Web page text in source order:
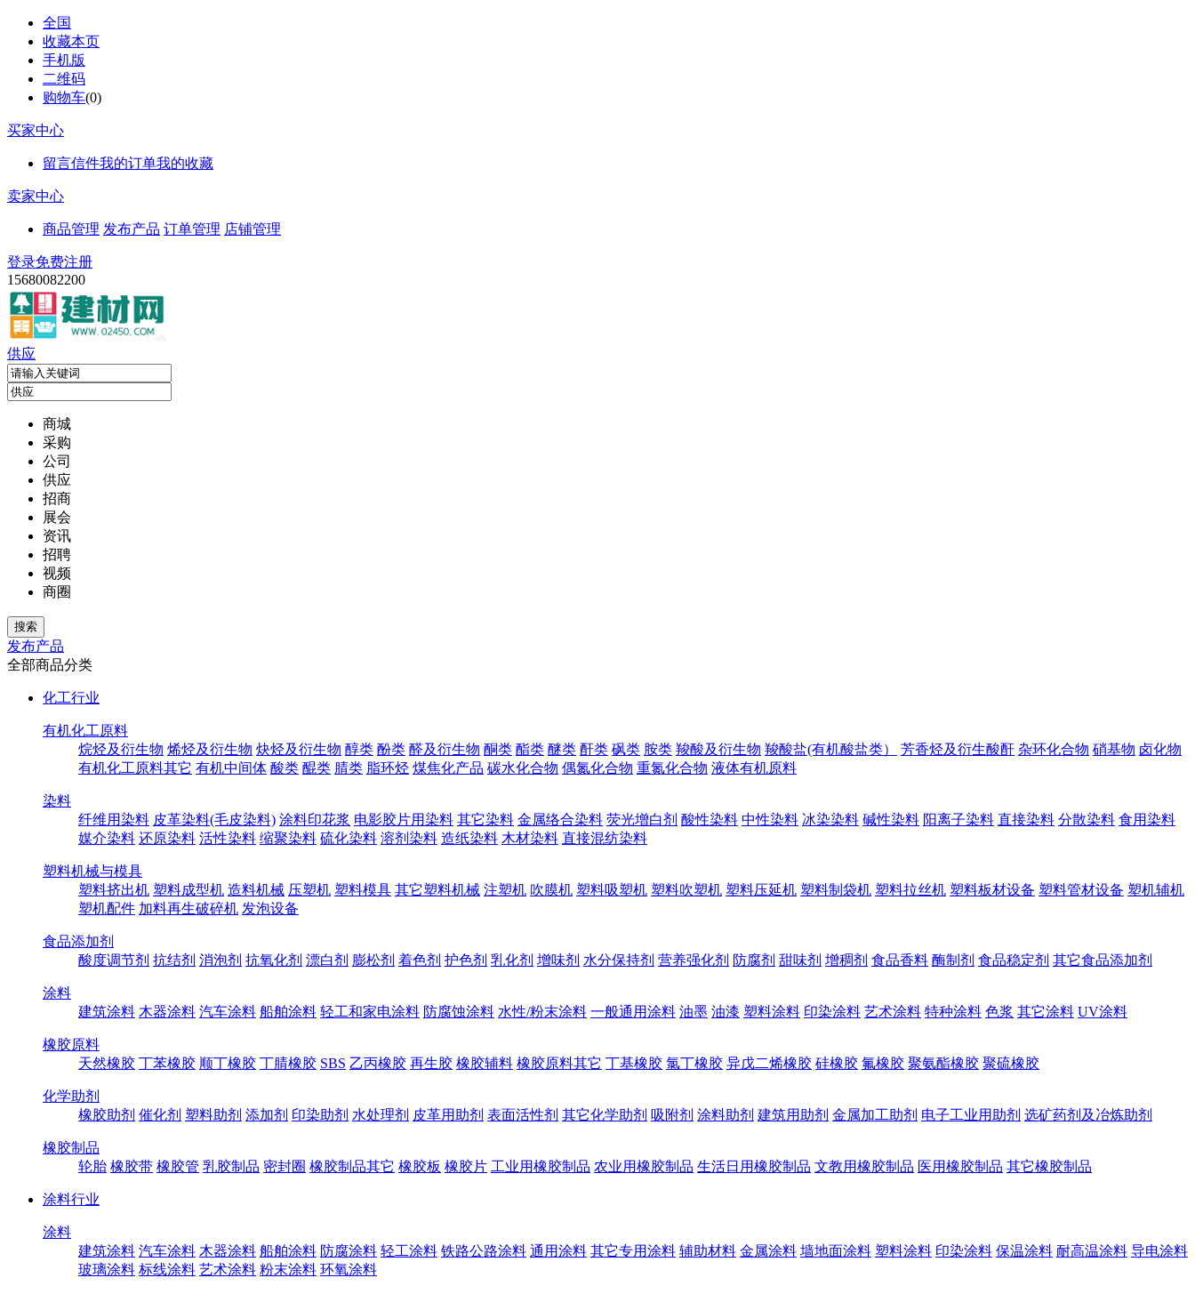
全国
收藏本页
手机版
二维码
购物车(0)
买家中心
留言信件我的订单我的收藏
卖家中心
商品管理 发布产品 订单管理 店铺管理
登录免费注册
15680082200
供应
商城
采购
公司
供应
招商
展会
资讯
招聘
视频
商圈
发布产品
全部商品分类
化工行业
有机化工原料
烷烃及衍生物 烯烃及衍生物 炔烃及衍生物 醇类 酚类 醛及衍生物 酮类 酯类 醚类 酐类 砜类 胺类 羧酸及衍生物 羧酸盐(有机酸盐类） 芳香烃及衍生酸酐 杂环化合物 硝基物 卤化物
有机化工原料其它 有机中间体 酸类 醌类 腈类 脂环烃 煤焦化产品 碳水化合物 偶氮化合物 重氮化合物 液体有机原料
染料
纤维用染料 皮革染料(毛皮染料) 涂料印花浆 电影胶片用染料 其它染料 金属络合染料 荧光增白剂 酸性染料 中性染料 冰染染料 碱性染料 阳离子染料 直接染料 分散染料 食用染料
媒介染料 还原染料 活性染料 缩聚染料 硫化染料 溶剂染料 造纸染料 木材染料 直接混纺染料
塑料机械与模具
塑料挤出机 塑料成型机 造料机械 压塑机 塑料模具 其它塑料机械 注塑机 吹膜机 塑料吸塑机 塑料吹塑机 塑料压延机 塑料制袋机 塑料拉丝机 塑料板材设备 塑料管材设备 塑机辅机
塑机配件 加料再生破碎机 发泡设备
食品添加剂
酸度调节剂 抗结剂 消泡剂 抗氧化剂 漂白剂 膨松剂 着色剂 护色剂 乳化剂 增味剂 水分保持剂 营养强化剂 防腐剂 甜味剂 增稠剂 食品香料 酶制剂 食品稳定剂 其它食品添加剂
涂料
建筑涂料 木器涂料 汽车涂料 船舶涂料 轻工和家电涂料 防腐蚀涂料 水性/粉末涂料 一般通用涂料 油墨 油漆 塑料涂料 印染涂料 艺术涂料 特种涂料 色浆 其它涂料 UV涂料
橡胶原料
天然橡胶 丁苯橡胶 顺丁橡胶 丁腈橡胶 SBS 乙丙橡胶 再生胶 橡胶辅料 橡胶原料其它 丁基橡胶 氯丁橡胶 异戊二烯橡胶 硅橡胶 氟橡胶 聚氨酯橡胶 聚硫橡胶
化学助剂
橡胶助剂 催化剂 塑料助剂 添加剂 印染助剂 水处理剂 皮革用助剂 表面活性剂 其它化学助剂 吸附剂 涂料助剂 建筑用助剂 金属加工助剂 电子工业用助剂 选矿药剂及冶炼助剂
橡胶制品
轮胎 橡胶带 橡胶管 乳胶制品 密封圈 橡胶制品其它 橡胶板 橡胶片 工业用橡胶制品 农业用橡胶制品 生活日用橡胶制品 文教用橡胶制品 医用橡胶制品 其它橡胶制品
涂料行业
涂料
建筑涂料 汽车涂料 木器涂料 船舶涂料 防腐涂料 轻工涂料 铁路公路涂料 通用涂料 其它专用涂料 辅助材料 金属涂料 墙地面涂料 塑料涂料 印染涂料 保温涂料 耐高温涂料 导电涂料
玻璃涂料 标线涂料 艺术涂料 粉末涂料 环氧涂料